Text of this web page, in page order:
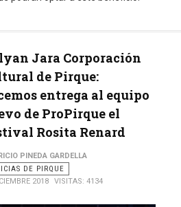
Jara Corporación
de Pirque:
entrega al equipo
de ProPirque el
Rosita Renard
PINEDA GARDELLA
DE PIRQUE
2018
VISITAS: 4134